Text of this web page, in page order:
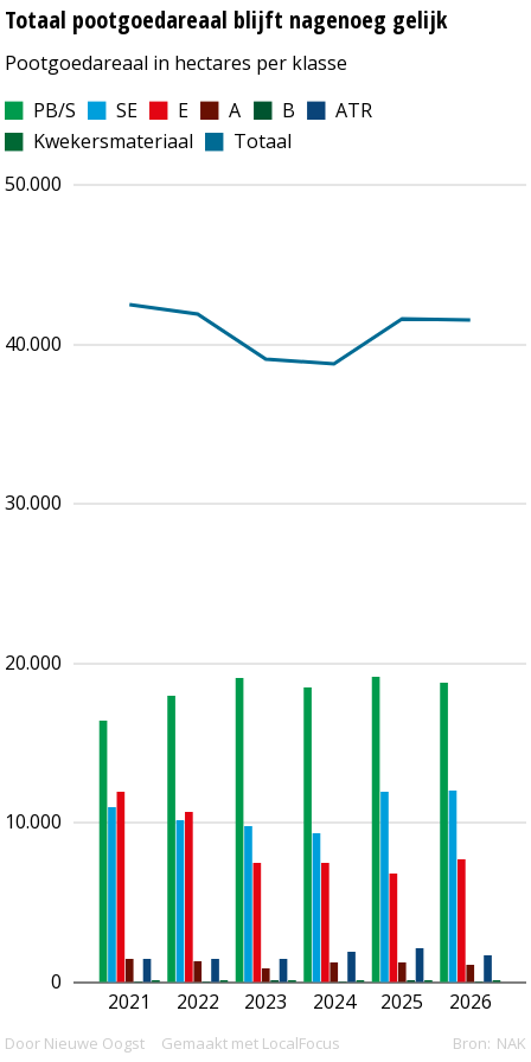
Totaal pootgoedareaal blijft nagenoeg gelijk
Pootgoedareaal in hectares per klasse
PB/S SE E A B
ATR
Kwekersmateriaal
Totaal
2026
2025
2024
2023
2022
2021
0
10.000
20.000
30.000
40.000
50.000
Bron: NAK
Gemaakt met LocalFocus
Door Nieuwe Oogst